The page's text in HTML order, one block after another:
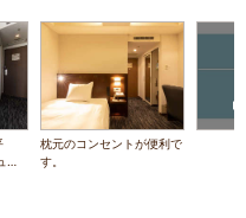
枕元のコンセントが便利で
す。